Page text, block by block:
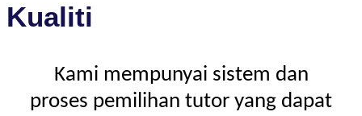
Kualiti
Kami mempunyai sistem dan
proses pemilihan tutor yang dapat